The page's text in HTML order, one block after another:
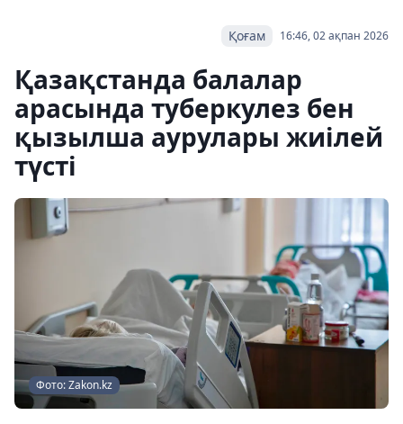
16:46, 02 ақпан 2026
Қоғам
Қазақстанда балалар
арасында туберкулез бен
қызылша аурулары жиілей
түсті
Фото: Zakon.kz